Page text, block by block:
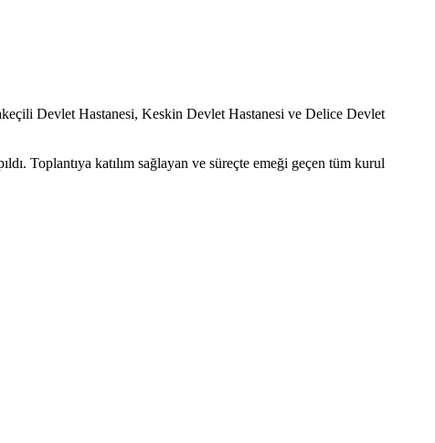
Devlet Hastanesi, Keskin Devlet Hastanesi ve Delice Devlet
Toplantıya katılım sağlayan ve süreçte emeği geçen tüm kurul